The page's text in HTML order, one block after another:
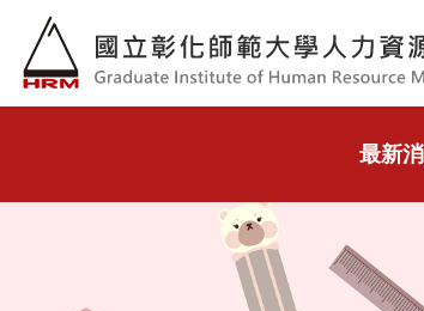
跳到主要內容
最新